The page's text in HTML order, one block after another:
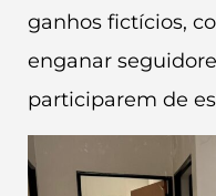
ganhos fictícios,
enganar
participarem de